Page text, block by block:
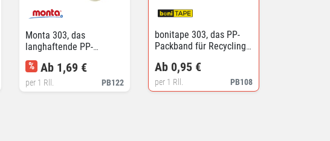
Monta 303, das
langhaftende PP-
Packband
PB122
% Ab 1,69 €
per 1 Rll.
bonitape 303, das PP-
Packband für Recycling
PB108
Ab 0,95 €
per 1 Rll.